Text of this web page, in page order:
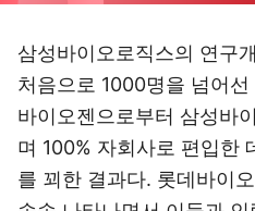
삼성바이오로직스의 연구
처음으로 1000명을 넘어
바이오젠으로부터 삼성바
며 100% 자회사로 편입한
를 꾀한 결과다. 롯데바이